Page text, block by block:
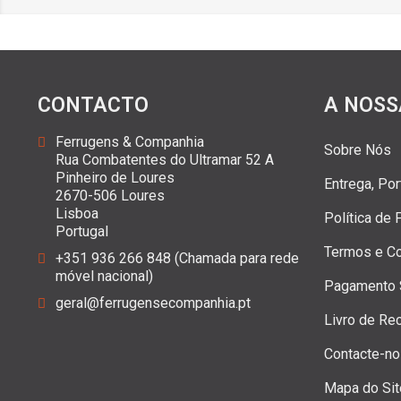
CONTACTO
Ferrugens & Companhia
Rua Combatentes do Ultramar 52 A
Pinheiro de Loures
2670-506 Loures
Lisboa
Portugal
+351 936 266 848 (Chamada para rede
móvel nacional)
geral@ferrugensecompanhia.pt
A
Sobre Nós
Entrega,
Política de
Termos e
Pagamento
Livro de
Contacte-
Mapa do